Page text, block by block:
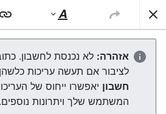
צפונות ויקי
תש"ע
העורך ייטען עכשיו. אם ההודעה הזאת
שניות, אפשרלטעון את הדף מחדש.
סגנוּן
טקסט
אזהרה:
לציבור אם תעשה עריכות
חשבון יאפשרו ייחוס של
המשתמש שלך ויתרונות נוספים.